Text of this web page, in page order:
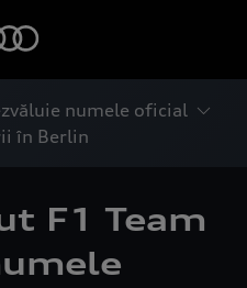
numele oficial
în Berlin
F1 Team